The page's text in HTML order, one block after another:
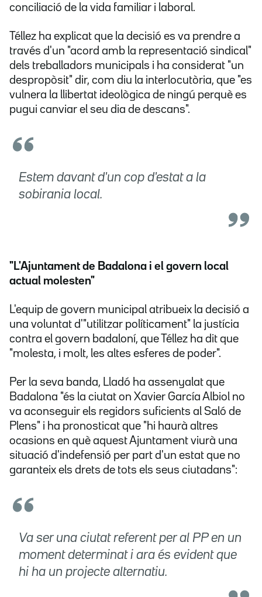
conciliació de la vida familiar i laboral.
Téllez ha explicat que la decisió es va prendre a
través d'un "acord amb la representació sindical"
dels treballadors municipals i ha considerat "un
despropòsit" dir, com diu la interlocutòria, que "es
vulnera la llibertat ideològica de ningú perquè es
pugui canviar el seu dia de descans".
Estem davant d'un cop d'estat a la
sobirania local.
"L'Ajuntament de Badalona i el govern local
actual molesten"
L'equip de govern municipal atribueix la decisió a
una voluntat d'"utilitzar políticament" la justícia
contra el govern badaloní, que Téllez ha dit que
"molesta, i molt, les altes esferes de poder".
Per la seva banda, Lladó ha assenyalat que
Badalona "és la ciutat on Xavier García Albiol no
va aconseguir els regidors suficients al Saló de
Plens" i ha pronosticat que "hi haurà altres
ocasions en què aquest Ajuntament viurà una
situació d'indefensió per part d'un estat que no
garanteix els drets de tots els seus ciutadans":
Va ser una ciutat referent per al PP en un
moment determinat i ara és evident que
hi ha un projecte alternatiu.